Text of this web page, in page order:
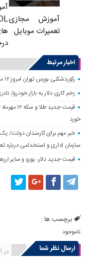
آموزش مجازی
تعمیرات موبایل
اخبار مرتبط
رکوردشکنی بورس تهران امروز ۱۲ مهر ۱۴۰۴| بازار سهام رونق گرفت
زخم کاری دلار به بازار خودرو/
خورد
خبر مهم برای کارمندان دولت/
سازمان اداری و استخدامی درباره
قیمت جدید دلار، یورو و سایر ارزها ۱۲ مهر ۱۴۰۴/ تکان چهار هزار تومانی یورو
برچسب ها :
ناموجود
ارسال نظر شما در انتشار یافته : 0